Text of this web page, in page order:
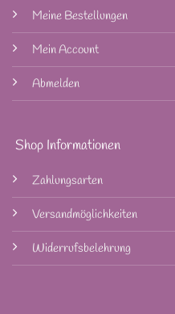
Meine Bestellungen
Mein Account
Abmelden
Shop Informationen
Zahlungsarten
Versandmöglichkeiten
Widerrufsbelehrung